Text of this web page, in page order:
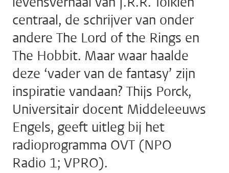
centraal, de schrijver van onder
andere The Lord of the Rings en
The Hobbit. Maar waar haalde
deze ‘vader van de fantasy’ zijn
inspiratie vandaan? Thijs Porck,
Universitair docent Middeleeuws
Engels, geeft uitleg bij het
radioprogramma OVT (NPO
Radio 1; VPRO).